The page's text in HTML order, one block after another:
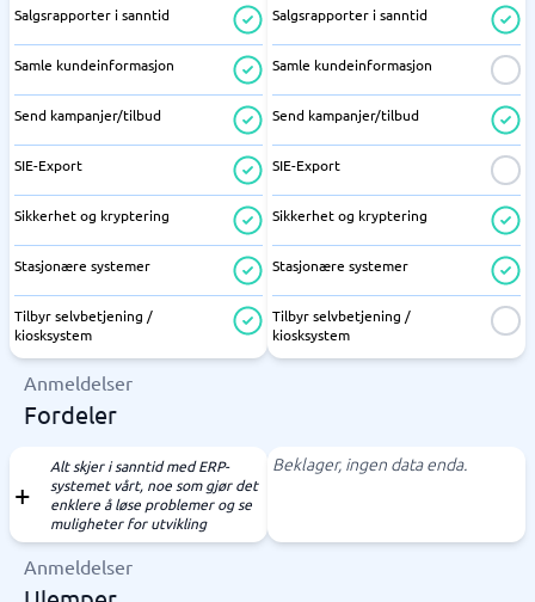
Salgsrapporter i sanntid
Samle kundeinformasjon
Send kampanjer/tilbud
SIE-Export
Sikkerhet og kryptering
Stasjonære systemer
Tilbyr selvbetjening /
kiosksystem
Salgsrapporter i sanntid
Samle kundeinformasjon
Send kampanjer/tilbud
SIE-Export
Sikkerhet og kryptering
Stasjonære systemer
Tilbyr selvbetjening /
kiosksystem
Anmeldelser
Fordeler
Alt skjer i sanntid med ERP-
systemet vårt, noe som gjør det
enklere å løse problemer og se
muligheter for utvikling
Beklager, ingen data enda.
Anmeldelser